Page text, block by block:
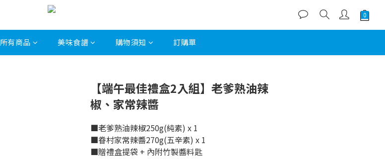
所有商品 美味食譜 購物須知 訂購單
【端午最佳禮盒2入組】老爹熟油辣
椒、家常辣醬
■老爹熟油辣椒250g(純素) x 1
■眷村家常辣醬270g(五辛素) x 1
■贈禮盒提袋 + 內附竹製醬料匙